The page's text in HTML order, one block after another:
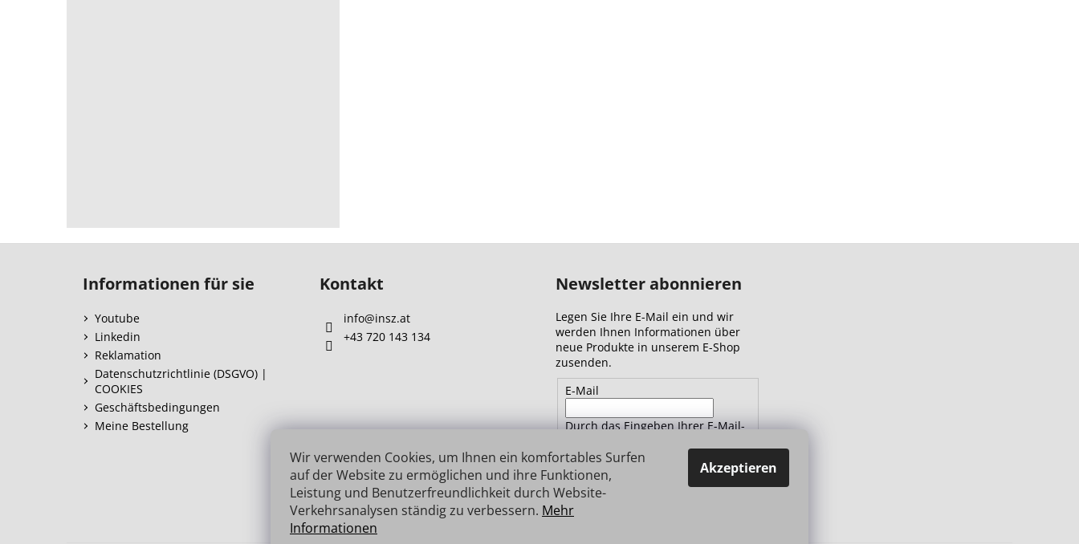
Wir verwenden Cookies, um Ihnen ein komfortables Surfen
auf der Website zu ermöglichen und ihre Funktionen,
Leistung und Benutzerfreundlichkeit durch Website-
Verkehrsanalysen ständig zu verbessern. Mehr
Informationen
Akzeptieren
Informationen für sie
Youtube
Linkedin
Reklamation
Datenschutzrichtlinie (DSGVO) |
COOKIES
Geschäftsbedingungen
Meine Bestellung
Kontakt
info@insz.at
+43 720 143 134
Newsletter abonnieren
Legen Sie Ihre E-Mail ein und wir
werden Ihnen Informationen über
neue Produkte in unserem E-Shop
zusenden.
E-Mail
Durch das Eingeben Ihrer E-Mail-
Datenschutzbestimmungen zu.
ANMELDEN